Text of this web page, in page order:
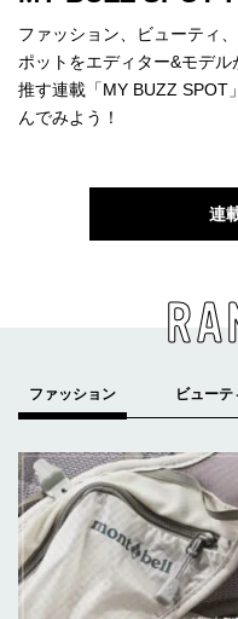
ファッション、ビューティ
ポットをエディター&モデ
推す連載「MY BUZZ SPOT
んでみよう！
連